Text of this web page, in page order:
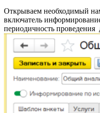
Открываем необходимый
включатель
периодичность